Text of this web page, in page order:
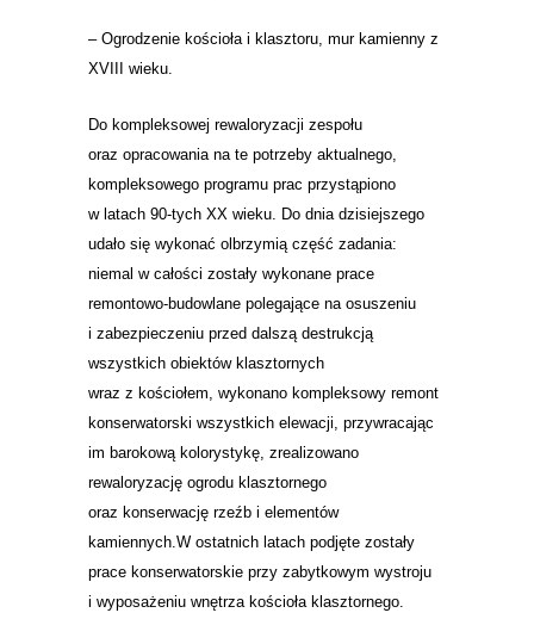
– Ogrodzenie kościoła i klasztoru, mur kamienny z
XVIII wieku.
Do kompleksowej rewaloryzacji zespołu
oraz opracowania na te potrzeby aktualnego,
kompleksowego programu prac przystąpiono
w latach 90-tych XX wieku. Do dnia dzisiejszego
udało się wykonać olbrzymią część zadania:
niemal w całości zostały wykonane prace
remontowo-budowlane polegające na osuszeniu
i zabezpieczeniu przed dalszą destrukcją
wszystkich obiektów klasztornych
wraz z kościołem, wykonano kompleksowy remont
konserwatorski wszystkich elewacji, przywracając
im barokową kolorystykę, zrealizowano
rewaloryzację ogrodu klasztornego
oraz konserwację rzeźb i elementów
kamiennych.W ostatnich latach podjęte zostały
prace konserwatorskie przy zabytkowym wystroju
i wyposażeniu wnętrza kościoła klasztornego.